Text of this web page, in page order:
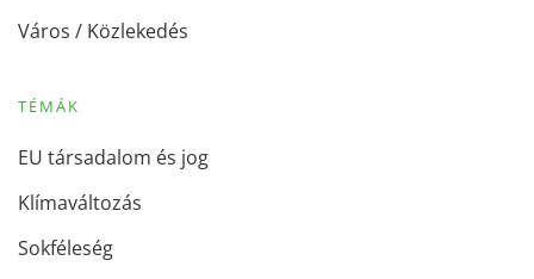
Város / Közlekedés
TÉMÁK
EU társadalom és jog
Klímaváltozás
Sokféleség